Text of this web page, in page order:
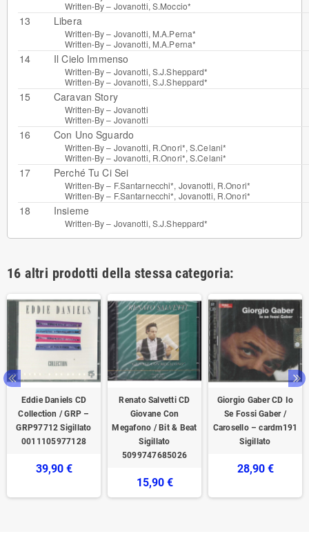
Written-By – Jovanotti, S.Moccio*
13 Libera
Written-By – Jovanotti, M.A.Perna*
Written-By – Jovanotti, M.A.Perna*
14 Il Cielo Immenso
Written-By – Jovanotti, S.J.Sheppard*
Written-By – Jovanotti, S.J.Sheppard*
15 Caravan Story
Written-By – Jovanotti
Written-By – Jovanotti
16 Con Uno Sguardo
Written-By – Jovanotti, R.Onori*,S.Celani*
Written-By – Jovanotti, R.Onori*,S.Celani*
17 Perché Tu Ci Sei
Written-By – F.Santarnecchi*, Jovanotti, R.Onori*
Written-By – F.Santarnecchi*, Jovanotti, R.Onori*
18 Insieme
Written-By – Jovanotti, S.J.Sheppard*
16 altri prodotti della stessa categoria:
Eddie Daniels CD
Collection / GRP ‎–
GRP97712 Sigillato
0011105977128
39,90 €
Renato Salvetti CD
Giovane Con
Megafono / Bit & Beat
‎Sigillato
5099747685026
15,90 €
Giorgio Gaber CD Io
Se Fossi Gaber /
Carosello – cardm191
Sigillato
28,90 €